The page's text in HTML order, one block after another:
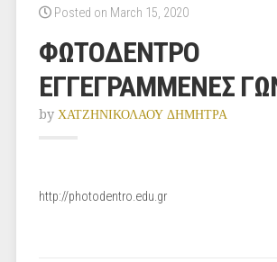
Posted on March 15, 2020
ΦΩΤΟΔΕΝΤΡΟ
ΕΓΓΕΓΡΑΜΜΕΝΕΣ
by ΧΑΤΖΗΝΙΚΟΛΑΟΥ ΔΗΜΗΤΡΑ
http://photodentro.edu.gr